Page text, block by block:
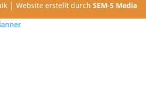
│ Website erstellt durchSEM-S Media